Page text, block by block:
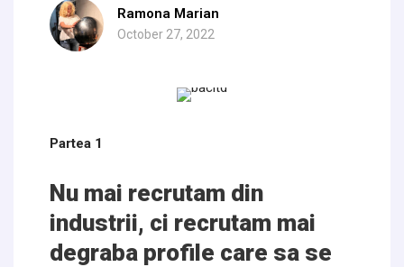
Ramona Marian
October 27, 2022
Partea 1
Nu mai recrutam din
industrii, ci recrutam mai
degraba profile care sa se